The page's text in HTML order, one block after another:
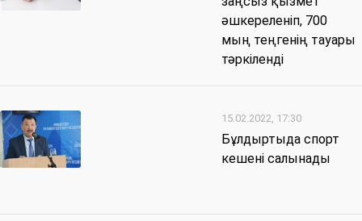
әшкереленіп, 700
мың теңгенің тауары
тәркіленді
15.02.2022, 17:30
Бұлдыртыда спорт
кешені салынады